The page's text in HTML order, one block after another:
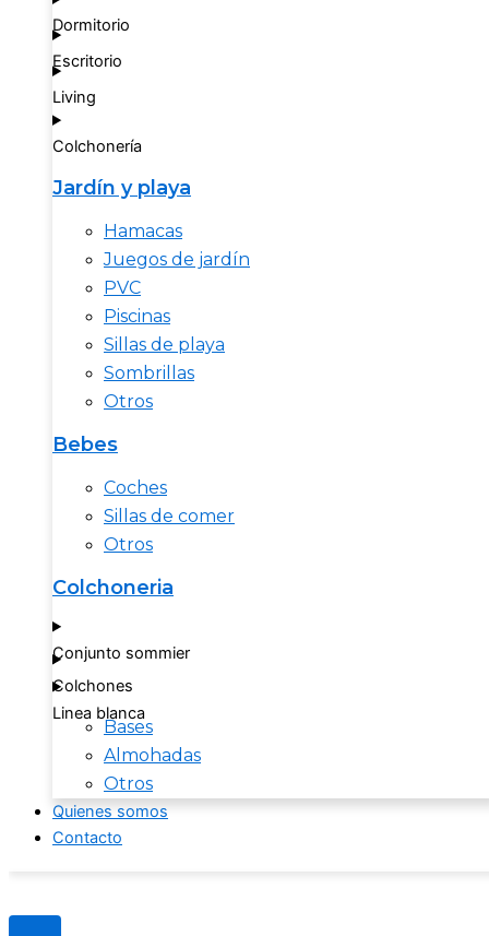
Dormitorio
Escritorio
Living
Colchonería
Jardín y playa
Hamacas
Juegos de jardín
PVC
Piscinas
Sillas de playa
Sombrillas
Otros
Bebes
Coches
Sillas de comer
Otros
Colchoneria
Conjunto sommier
Colchones
Linea blanca
Bases
Almohadas
Otros
Quienes somos
Contacto